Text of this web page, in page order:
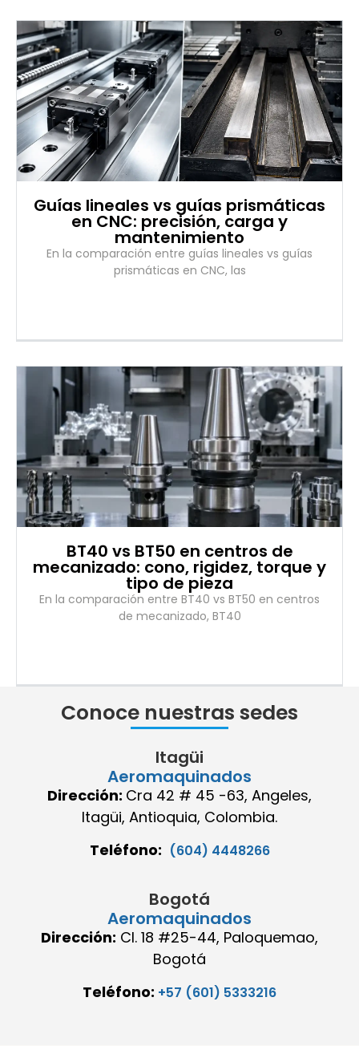
Guías lineales vs guías prismáticas
en CNC: precisión, carga y
mantenimiento
En la comparación entre guías lineales vs guías
prismáticas en CNC, las
BT40 vs BT50 en centros de
mecanizado: cono, rigidez, torque y
tipo de pieza
En la comparación entre BT40 vs BT50 en centros
de mecanizado, BT40
Conoce nuestras sedes
Itagüi
Aeromaquinados
Dirección: Cra 42 # 45 -63, Angeles,
Itagüi, Antioquia, Colombia.
Teléfono: (604) 4448266
Bogotá
Aeromaquinados
Dirección: Cl. 18 #25-44, Paloquemao,
Bogotá
Teléfono: +57 (601) 5333216